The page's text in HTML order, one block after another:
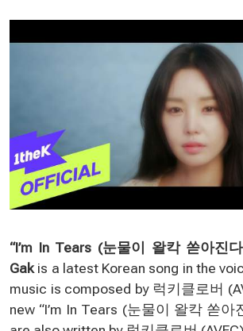
“I’m In Tears (눈물이 왈칵 쏟아진
Gak is a latest Korean song in the
music is composed by 럭키클로버
new “I’m In Tears (눈물이 왈칵 쏟아